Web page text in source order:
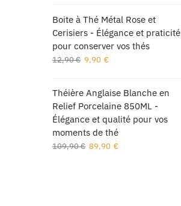
Boite à Thé Métal Rose et
Cerisiers - Élégance et praticité
pour conserver vos thés
12,90€ 9,90 €
Théière Anglaise Blanche en
Relief Porcelaine 850ML -
Élégance et qualité pour vos
moments de thé
109,90€ 89,90 €